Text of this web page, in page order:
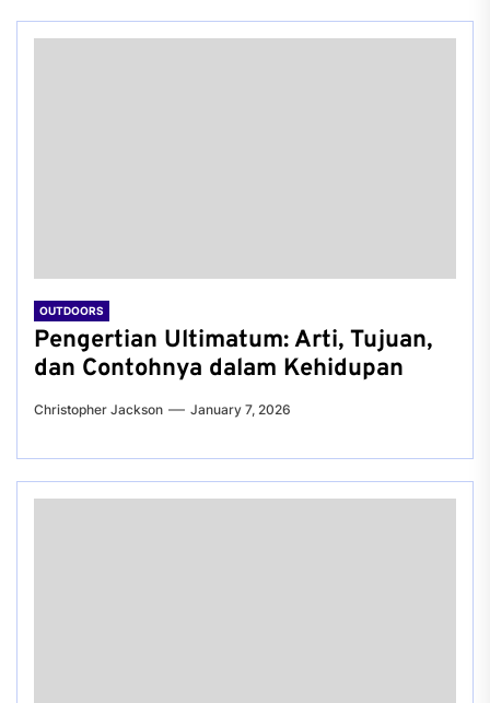
OUTDOORS
Pengertian Ultimatum: Arti, Tujuan,
dan Contohnya dalam Kehidupan
Christopher Jackson January 7, 2026